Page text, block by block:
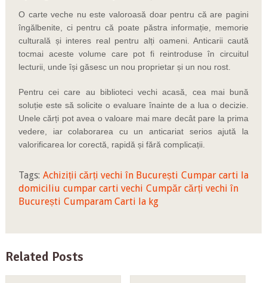
O carte veche nu este valoroasă doar pentru că are pagini
îngălbenite, ci pentru că poate păstra informație, memorie
culturală și interes real pentru alți oameni. Anticarii caută
tocmai aceste volume care pot fi reintroduse în circuitul
lecturii, unde își găsesc un nou proprietar și un nou rost.
Pentru cei care au biblioteci vechi acasă, cea mai bună
soluție este să solicite o evaluare înainte de a lua o decizie.
Unele cărți pot avea o valoare mai mare decât pare la prima
vedere, iar colaborarea cu un anticariat serios ajută la
valorificarea lor corectă, rapidă și fără complicații.
Tags: Achiziții cărți vechi în București Cumpar carti la
domiciliu cumpar carti vechi Cumpăr cărți vechi în
București Cumparam Carti la kg
Related Posts